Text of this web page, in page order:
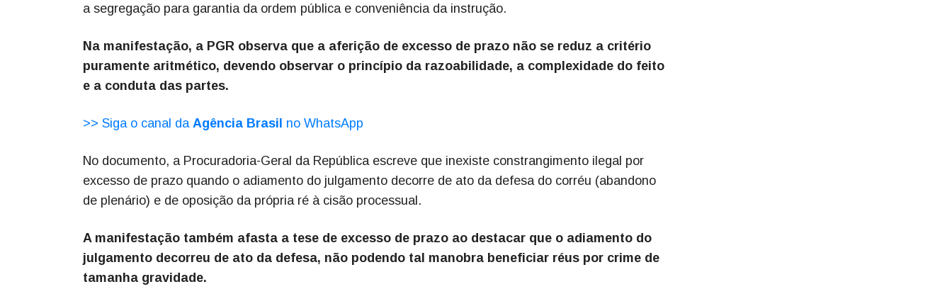
a segregação para garantia da ordem pública e conveniência da instrução.
Na manifestação, a PGR observa que a aferição de excesso de prazo não se reduz a critério
puramente aritmético, devendo observar o princípio da razoabilidade, a complexidade do feito
e a conduta das partes.
>> Siga o canal da Agência Brasil no WhatsApp
No documento, a Procuradoria-Geral da República escreve que inexiste constrangimento ilegal por
excesso de prazo quando o adiamento do julgamento decorre de ato da defesa do corréu (abandono
de plenário) e de oposição da própria ré à cisão processual.
A manifestação também afasta a tese de excesso de prazo ao destacar que o adiamento do
julgamento decorreu de ato da defesa, não podendo tal manobra beneficiar réus por crime de
tamanha gravidade.